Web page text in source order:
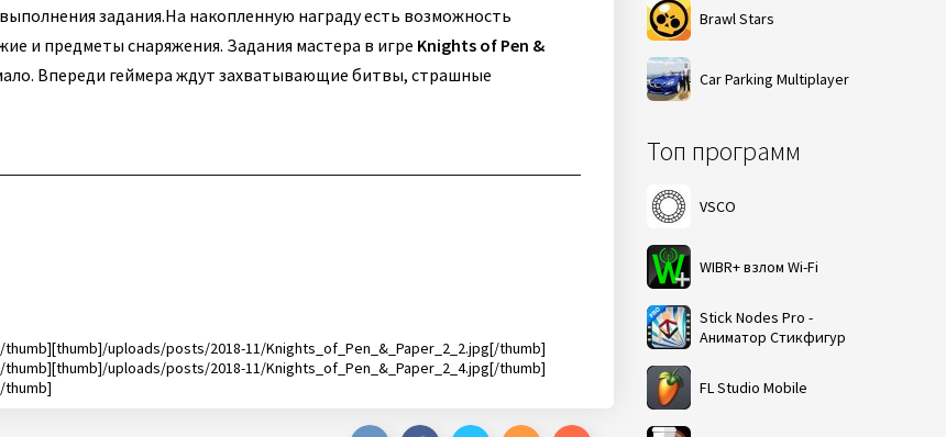
Brawl Stars
Car Parking Multiplayer
Топ программ
VSCO
WIBR+ взлом Wi-Fi
Stick Nodes Pro -
Аниматор Стикфигур
FL Studio Mobile
задания.На накопленную награду есть возможность
и предметы снаряжения. Задания мастера в игре Knights of Pen &
Впереди геймера ждут захватывающие битвы, страшные
uploads/posts/2018-11/Knights_of_Pen_&_Paper_2_2.jpg[/thumb]
uploads/posts/2018-11/Knights_of_Pen_&_Paper_2_4.jpg[/thumb]
thumb]